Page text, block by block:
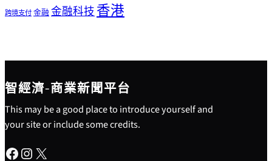
跨境支付金融 金融科技 香港
智經濟-商業新聞平台
This may be a good place to introduce yourself and
your site or include some credits.
Facebook Instagram X